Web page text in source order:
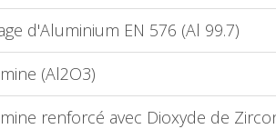
d'Aluminium EN 576 (Al 99.7)
(Al2O3)
renforcé avec Dioxyde de